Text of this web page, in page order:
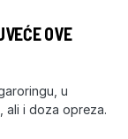
OVE
u
ali i doza opreza.